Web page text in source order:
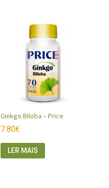
Ginkgo Biloba – Price
7.80€
LER MAIS